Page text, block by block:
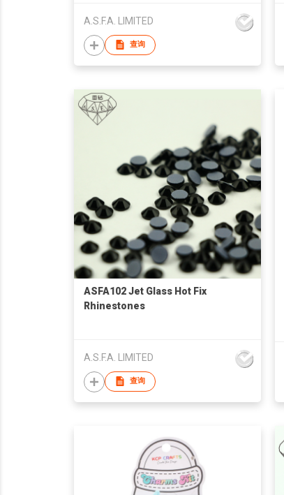
A.S.F.A. LIMITED
查询
ASFA102 Jet Glass Hot Fix
Rhinestones
A.S.F.A. LIMITED
查询